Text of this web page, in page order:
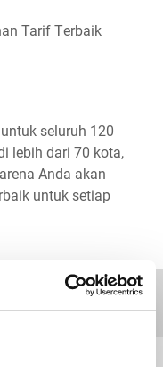
Tarif Terbaik
seluruh 120
lebih dari 70 kota,
Anda akan
untuk setiap